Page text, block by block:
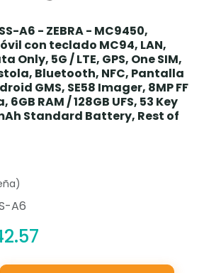
A6 - ZEBRA - MC9450,
con teclado MC94, LAN,
Only, 5G / LTE, GPS, One SIM,
Bluetooth, NFC, Pantalla
GMS, SE58 Imager, 8MP FF
6GB RAM / 128GB UFS, 53 Key
Standard Battery, Rest of
A6